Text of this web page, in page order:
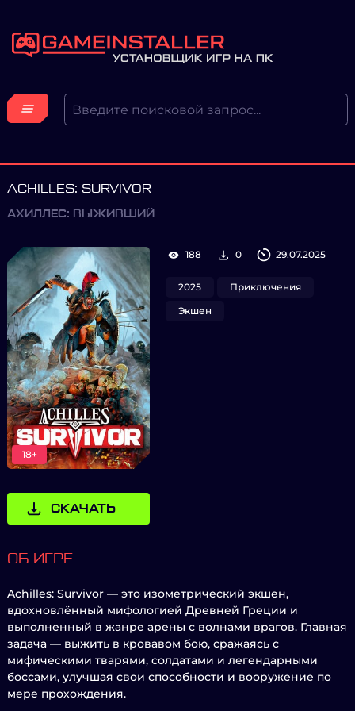
ACHILLES: SURVIVOR
АХИЛЛЕС: ВЫЖИВШИЙ
18+
СКАЧАТЬ
188 0 29.07.2025
2025
Приключения
Экшен
ОБ ИГРЕ
Achilles: Survivor — это изометрический экшен,
вдохновлённый мифологией Древней Греции и
выполненный в жанре арены с волнами врагов. Главная
задача — выжить в кровавом бою, сражаясь с
мифическими тварями, солдатами и легендарными
боссами, улучшая свои способности и вооружение по
мере прохождения.